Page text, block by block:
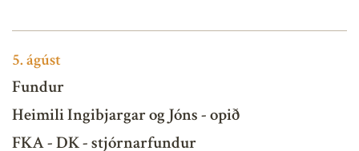
5.ágúst
Fundur
Heimili Ingibjargar og Jóns - opið
FKA - DK - stjórnarfundur